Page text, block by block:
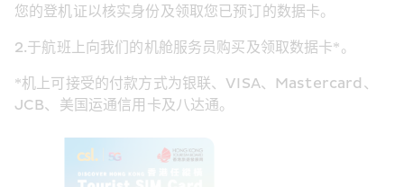
您的登机证以核实身份及领取您已预订的数据卡。
2.于航班上向我们的机舱服务员购买及领取数据卡*。
*机上可接受的付款方式为银联、VISA、Mastercard、
JCB、美国运通信用卡及八达通。